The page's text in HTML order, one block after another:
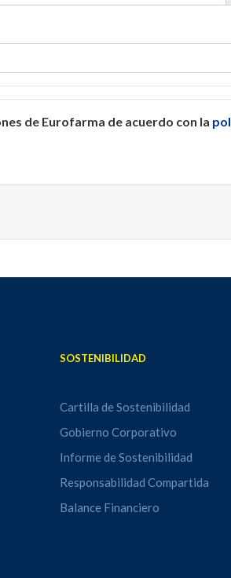
de Eurofarma de acuerdo con la
SOSTENIBILIDAD
Cartilla de Sostenibilidad
Gobierno Corporativo
Informe de Sostenibilidad
Responsabilidad Compartida
Balance Financiero